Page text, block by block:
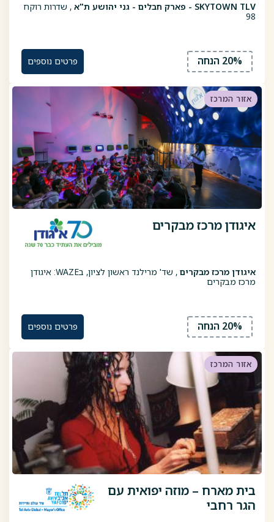
SKYTOWN TLV - פארק חבלים - גני יהושע ת"א
, שדרות רוקח
98
20% הנחה פרטים נוספים
אזור המרכז
איגודן מרכז מבקרים
איגודן מרכז מבקרים
, שד' מרילנד ראשון לציון, בWAZE: איגודן
מרכז מבקרים
20% הנחה פרטים נוספים
אזור המרכז
בית מארח – מוזה יפואית עם
הגר רחבי